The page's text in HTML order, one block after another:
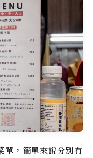
單，簡單來說分別有